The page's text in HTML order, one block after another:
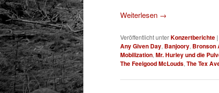
Weiterlesen →
Veröffentlicht unterKonzertberichte |
Any Given Day, Banjoory, Bronson
Mobilization, Mr. Hurley und die
The Feelgood McLouds, The Tex